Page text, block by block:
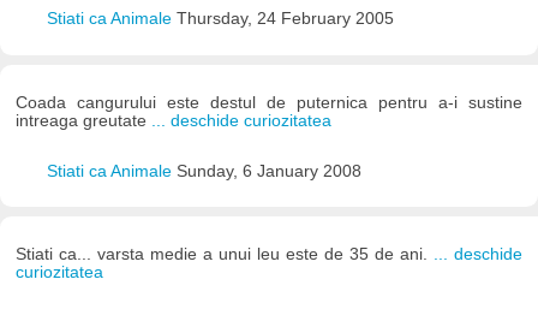
Stiati ca Animale Thursday, 24 February 2005
Coada cangurului este destul de puternica pentru a-i sustine
intreaga greutate
... deschide curiozitatea
Stiati ca Animale Sunday, 6 January 2008
Stiati ca... varsta medie a unui leu este de 35 de ani. ... deschide
curiozitatea